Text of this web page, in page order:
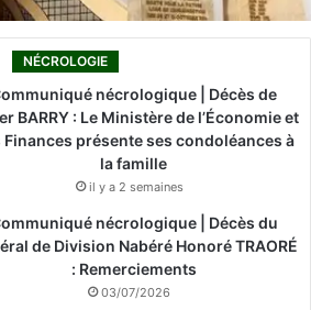
NÉCROLOGIE
nécrologique | Décès de
BARRY : Le Ministère de l’Économie et
Finances présente ses condoléances à
la famille
il y a 2 semaines
nécrologique | Décès du
de Division Nabéré Honoré TRAORÉ
: Remerciements
03/07/2026